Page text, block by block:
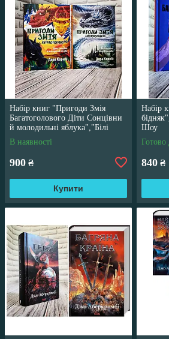
Набір книг "Пригоди Змія
Багатоголового Діти Сонцівни
й молодильні яблука","Білі
перлини для Білої Королеви"
В наявності
900 ₴
Купити
Набір
Шоу
Готово
840 ₴